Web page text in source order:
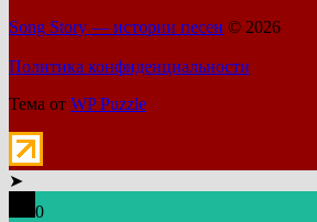
Song Story — истории песен © 2026
Политика конфиденциальности
Тема от WP Puzzle
➤
0